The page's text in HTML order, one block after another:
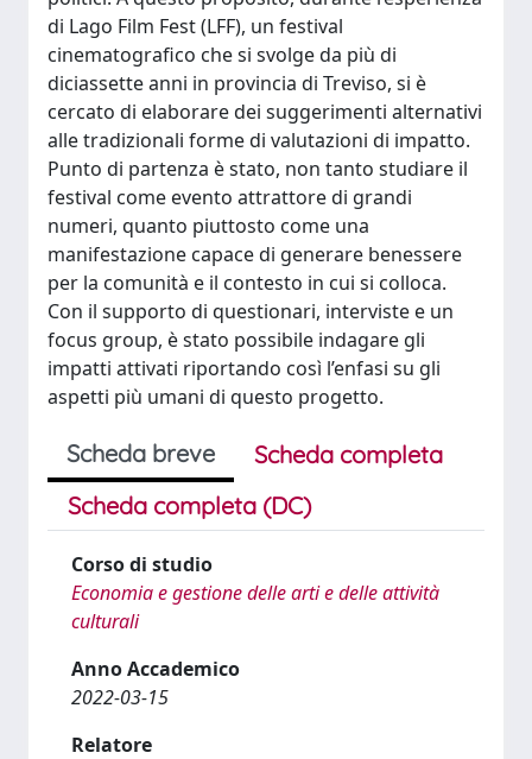
di Lago Film Fest (LFF), un festival
cinematografico che si svolge da più di
diciassette anni in provincia di Treviso, si è
cercato di elaborare dei suggerimenti alternativi
alle tradizionali forme di valutazioni di impatto.
Punto di partenza è stato, non tanto studiare il
festival come evento attrattore di grandi
numeri, quanto piuttosto come una
manifestazione capace di generare benessere
per la comunità e il contesto in cui si colloca.
Con il supporto di questionari, interviste e un
focus group, è stato possibile indagare gli
impatti attivati riportando così l’enfasi su gli
aspetti più umani di questo progetto.
Scheda breve
Scheda completa
Scheda completa (DC)
Corso di studio
Economia e gestione delle arti e delle attività
culturali
Anno Accademico
2022-03-15
Relatore